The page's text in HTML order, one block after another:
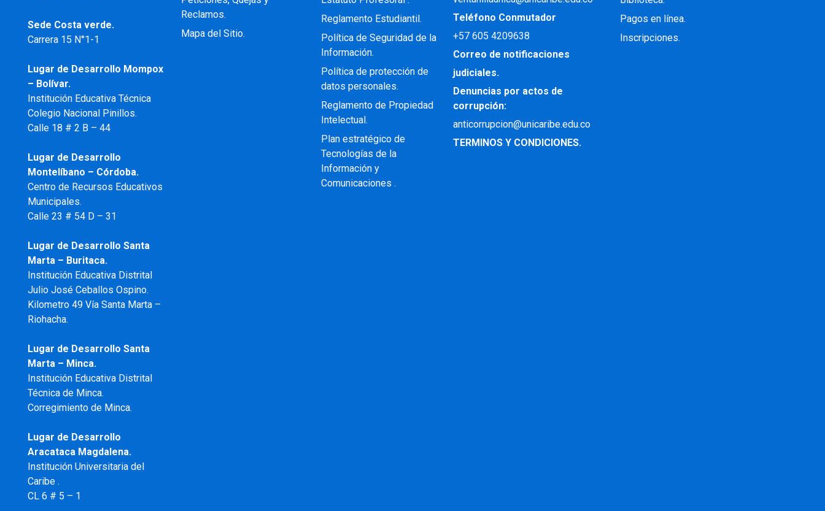
Sede Costa verde.
Carrera 15 N°1-1
Lugar de Desarrollo Mompox
– Bolívar.
Institución Educativa Técnica
Colegio Nacional Pinillos.
Calle 18 # 2 B – 44
Lugar de Desarrollo
Montelíbano – Córdoba.
Centro de Recursos Educativos
Municipales.
Calle 23 # 54 D – 31
Lugar de Desarrollo Santa
Marta – Buritaca.
Institución Educativa Distrital
Julio José Ceballos Ospino.
Kilometro 49 Vía Santa Marta –
Riohacha.
Lugar de Desarrollo Santa
Marta – Minca.
Institución Educativa Distrital
Técnica de Minca.
Corregimiento de Minca.
Lugar de Desarrollo
Aracataca Magdalena.
Institución Universitaria del
Caribe .
CL 6 # 5 – 1
Reclamos.
Mapa del Sitio.
Reglamento Estudiantil.
Política de Seguridad de la
Información.
Política de protección de
datos personales.
Reglamento de Propiedad
Intelectual .
Plan estratégico de
Tecnologías de la
Información y
Comunicaciones .
Teléfono Conmutador
+57605 4209638
Correo de notificaciones
judiciales.
Denuncias por actos de
corrupción:
anticorrupcion@unicaribe.edu.co
TERMINOS Y CONDICIONES.
Pagos en línea.
Inscripciones.